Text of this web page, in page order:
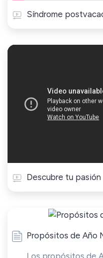
Síndrome
Descubre tu pasión
Propósitos de Año
Los propósitos de